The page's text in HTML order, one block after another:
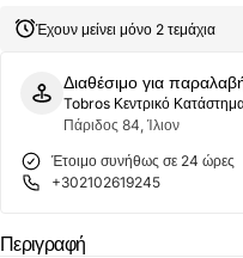
Polo
N1CR0110-
Μπλε
Σκούρο
N1CR0110-
Μπλε
Σκούρο
Έχουν μείνει μόνο 2 τεμάχια
Διαθέσιμο για
Tobros Κεντρικό
Πάριδος 84, Ίλιον
Έτοιμο συνήθως σε 24 ώρες
+302102619245
Περιγραφή